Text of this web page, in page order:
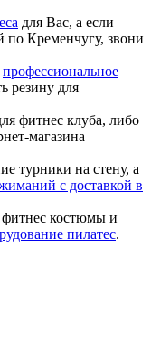
для Вас, а если
по Кременчугу, звони
профессиональное
резину для
фитнес клуба, либо
магазина
турники на стену, а
с доставкой в
фитнес костюмы и
пилатес.